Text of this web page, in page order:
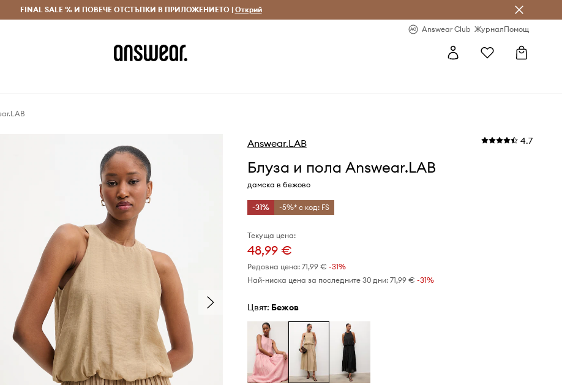
и връщане за поръчки над 70 EUR Доставка 1-5 дни
FINAL SALE % И ПОВЕЧЕ ОТСТЪПКИ В ПРИЛОЖЕНИЕТО | Открий
Answear Club ЖурналПомощ
Answear.LAB 4.7
Блуза и пола Answear.LAB
дамска в бежово
-31% -5%* с код: FS
Текуща цена:
48,99 €
Редовна цена: 71,99 € -31%
Най-ниска цена за последните 30 дни: 71,99 € -31%
Цвят: бежов